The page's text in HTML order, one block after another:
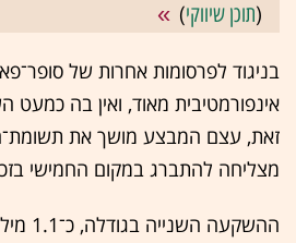
(תוכן שיווקי)
בניגוד לפרסומות אחרות של
אינפורמטיבית מאוד, ואין בה כמעט
זאת, עצם המבצע מושך את
מצליחה להתברג במקום החמישי